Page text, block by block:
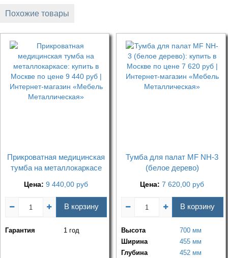
Похожие товары
Прикроватная медицинская
тумба на металлокаркасе
Цена:9 440,00 руб
В корзину
Гарантия 1 год
Тумба для палат MF NH-3
(белое дерево)
Цена:7 620,00 руб
В корзину
Высота
700 мм
Ширина
455 мм
Глубина
452 мм